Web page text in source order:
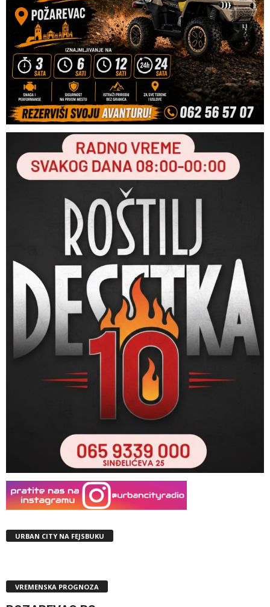
URBAN CITY NA FEJSBUKU
VREMENSKA PROGNOZA